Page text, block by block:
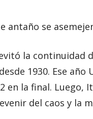
antaño se
la continuidad
1930. Ese
la final. Luego,
del caos y la